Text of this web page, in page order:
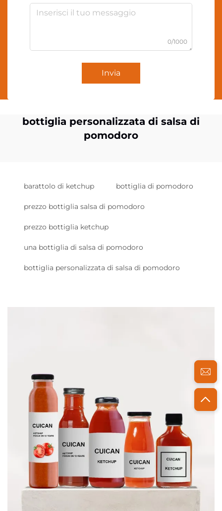
0/1000
Invia
bottiglia personalizzata di salsa di
pomodoro
barattolo di ketchup bottiglia di pomodoro
prezzo bottiglia salsa di pomodoro
prezzo bottiglia ketchup
una bottiglia di salsa di pomodoro
bottiglia personalizzata di salsa di pomodoro